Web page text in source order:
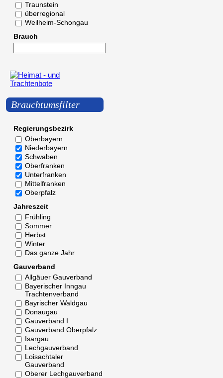
Traunstein
überregional
Weilheim-Schongau
Brauch
Brauchtumsfilter
Regierungsbezirk
Oberbayern
Niederbayern
Schwaben
Oberfranken
Unterfranken
Mittelfranken
Oberpfalz
Jahreszeit
Frühling
Sommer
Herbst
Winter
Das ganze Jahr
Gauverband
Allgäuer Gauverband
Bayerischer Inngau
Trachtenverband
Bayrischer Waldgau
Donaugau
Gauverband I
Gauverband Oberpfalz
Isargau
Lechgauverband
Loisachtaler
Gauverband
Oberer Lechgauverband